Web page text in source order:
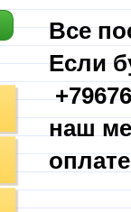
Все
Если
наш